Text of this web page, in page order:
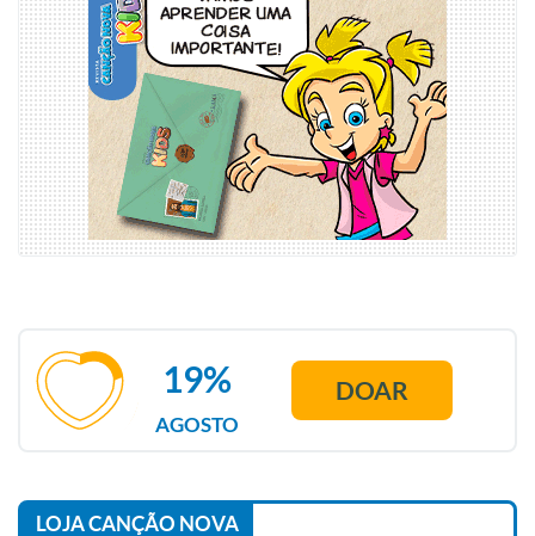
AGOSTO
19% DOAR
LOJA CANÇÃO NOVA